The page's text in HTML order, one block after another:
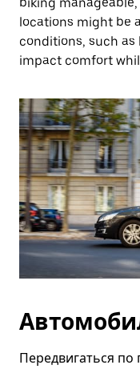
locations might be
conditions, such
impact comfort
Передвигаться по